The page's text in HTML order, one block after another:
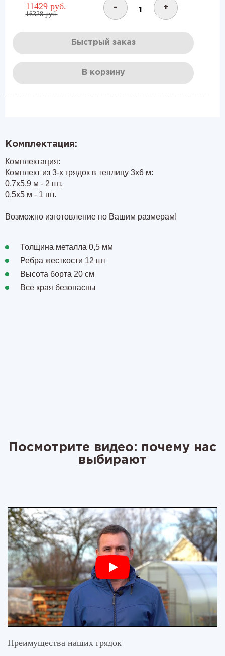
11429 руб.
16328 руб.
- +
Быстрый заказ
В корзину
Комплектация:
Комплектация:
Комплект из 3-х грядок в теплицу 3х6 м:
0,7х5,9 м - 2 шт.
0,5х5 м - 1 шт.
Возможно изготовление по Вашим размерам!
Толщина металла 0,5 мм
Ребра жесткости 12 шт
Высота борта 20 см
Все края безопасны
Посмотрите видео: почему нас
выбирают
Преимущества наших грядок